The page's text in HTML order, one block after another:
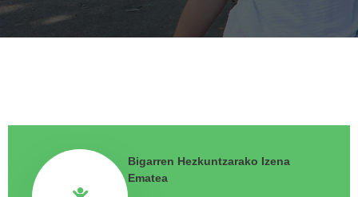
Bigarren Hezkuntzarako Izena
Ematea